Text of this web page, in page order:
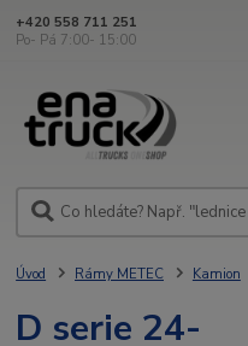
+420 558 711 251
Po- Pá 7:00- 15:00
Úvod Rámy METEC Kamion
D serie 24-